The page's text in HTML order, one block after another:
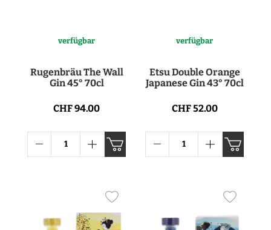
verfügbar
Rugenbräu The Wall
Gin 45° 70cl
CHF 94.00
verfügbar
Etsu Double Orange
Japanese Gin 43° 70cl
CHF 52.00